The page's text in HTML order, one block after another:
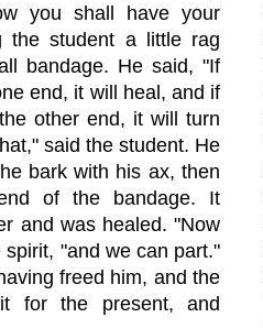
you shall have your
the student a little rag
bandage. He said, "If
end, it will heal, and if
other end, it will turn
said the student. He
bark with his ax, then
of the bandage. It
and was healed. "Now
"and we can part."
freed him, and the
for the present, and